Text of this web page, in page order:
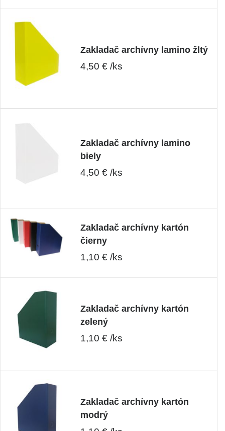
Zakladač archívny lamino žltý
4,50 € /ks
Zakladač archívny lamino
biely
4,50 € /ks
Zakladač archívny kartón
čierny
1,10 € /ks
Zakladač archívny kartón
zelený
1,10 € /ks
Zakladač archívny kartón
modrý